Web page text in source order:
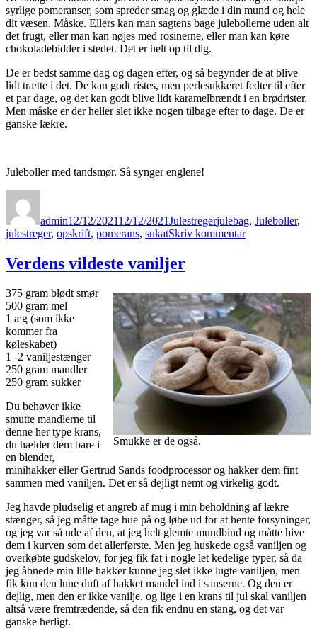
syrlige pomeranser, som spreder smag og glæde i din mund og hele
dit væsen. Måske. Ellers kan man sagtens bage julebollerne uden alt
det frugt, eller man kan nøjes med rosinerne, eller man kan køre
chokoladebidder i stedet. Det er helt op til dig.
De er bedst samme dag og dagen efter, og så begynder de at blive
lidt trætte i det. De kan godt ristes, men perlesukkeret fedter til efter
et par dage, og det kan godt blive lidt karamelbrændt i en brødrister.
Men måske er der heller slet ikke nogen tilbage efter to dage. De er
ganske lækre.
Juleboller med tandsmør. Så synger englene!
admin12/12/202112/12/2021Julestregerjulebag, Juleboller,
julestreger, opskrift, pomerans, sukatSkriv kommentartil
Verdens vildeste vaniljer
Smukke er de også.
375 gram blødt smør
500 gram mel
1 æg (som ikke
kommer fra
køleskabet)
1 -2 vaniljestænger
250 gram mandler
250 gram sukker
Du behøver ikke
smutte mandlerne til
denne her type krans,
du hælder dem bare i
en blender,
minihakker eller Gertrud Sands foodprocessor og hakker dem fint
sammen med vaniljen. Det er så dejligt nemt og virkelig godt.
Jeg havde pludselig et angreb af mug i min beholdning af lækre
stænger, så jeg måtte tage hue på og løbe ud for at hente forsyninger,
og jeg var så ude af den, at jeg helt glemte mundbind og måtte hive
dem i kurven som det allerførste. Men jeg huskede også vaniljen og
overkøbte gudskelov, for jeg fik fat i nogle let kedelige typer, så da
jeg åbnede min lille hakker kunne jeg slet ikke lugte vaniljen, men
fik kun den lune duft af hakket mandel ind i sanserne. Og den er
dejlig, men den er ikke vanilje, og lige i en krans til jul skal vaniljen
altså være fremtrædende, så den fik endnu en stang, og det var
ganske herligt.